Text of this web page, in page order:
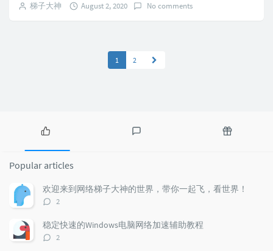
梯子大神 August 2, 2020 No comments
1 2
P
p
u
l
a
r
a
r
e
s
c
o
d
o
Popular articles
欢迎来到网络梯子大神的世界，带你一起飞，看世界！
评
数：
2
稳定快速的Windows电脑网络加速辅助教程
评
2